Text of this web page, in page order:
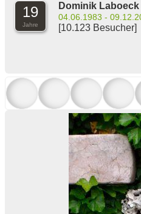
19
Jahre
Dominik Laboeck
04.06.1983 -
[10.123 Besucher]